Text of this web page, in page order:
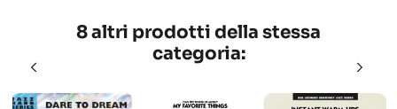
8 altri prodotti della stessa
categoria: